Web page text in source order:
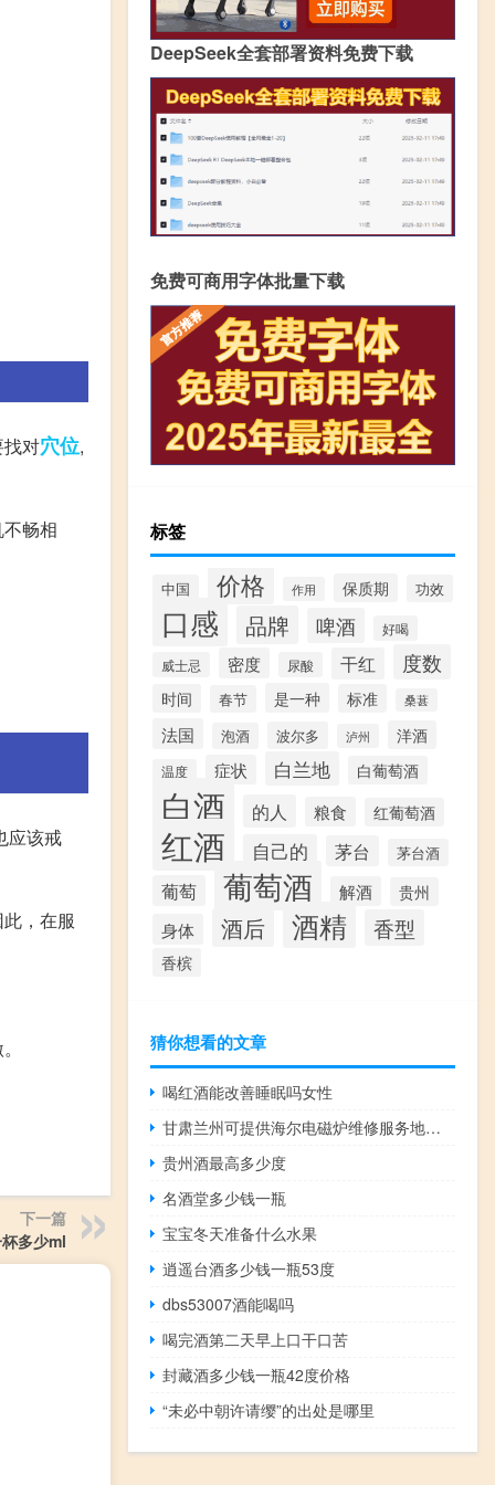
对穴位,
畅相
应该戒
，在服
下一篇
多少ml
DeepSeek全套部署资料免费下载
免费可商用字体批量下载
标签
中国 价格 作用 保质期 功效
口感 品牌 啤酒
好喝
威士忌
密度 尿酸 干红 度数
时间 春节 是一种 标准 桑葚
法国 泡酒 波尔多 泸州 洋酒
温度 症状 白兰地 白葡萄酒
白酒 的人 粮食 红葡萄酒
红酒 自己的 茅台 茅台酒
葡萄 葡萄酒 解酒 贵州
身体 酒后 酒精 香型
香槟
猜你想看的文章
喝红酒能改善睡眠吗女性
甘肃兰州可提供海尔电磁炉维修服务地址在哪
贵州酒最高多少度
名酒堂多少钱一瓶
宝宝冬天准备什么水果
逍遥台酒多少钱一瓶53度
dbs53007酒能喝吗
喝完酒第二天早上口干口苦
封藏酒多少钱一瓶42度价格
“未必中朝许请缨”的出处是哪里